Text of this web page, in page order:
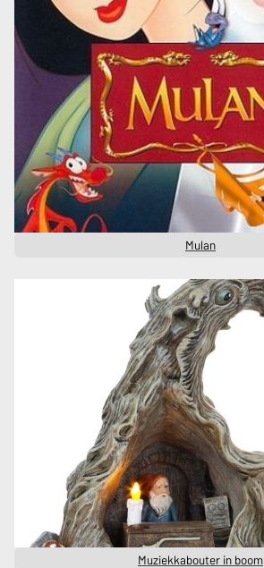
Mulan
Muziekkabouter in boom